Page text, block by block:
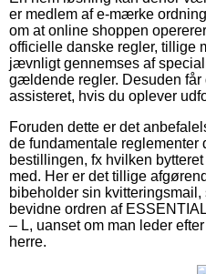
er medlem af e-mærke
om at online shoppen
officielle danske regler, tillige
jævnligt gennemses af
gældende regler. Desuden får
assisteret, hvis du oplever
Foruden dette er det
de fundamentale
bestillingen, fx hvilken
med. Her er det tillige
bibeholder sin
bevidne ordren af
– L, uanset om man leder
herre.